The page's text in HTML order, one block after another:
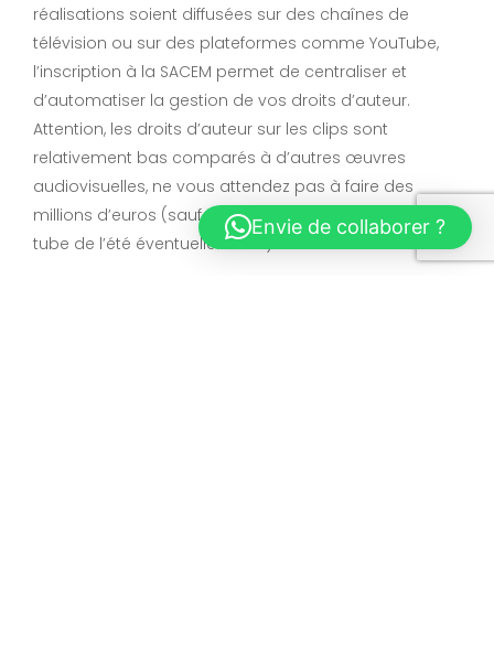
réalisations soient diffusées sur des chaînes de
télévision ou sur des plateformes comme YouTube,
l’inscription à la SACEM permet de centraliser et
d’automatiser la gestion de vos droits d’auteur.
Attention, les droits d’auteur sur les clips sont
relativement bas comparés à d’autres œuvres
audiovisuelles, ne vous attendez pas à faire des
millions d’euros (sauf si vous avez réalisé le clip du
tube de l’été éventuellement !).
Envie de collaborer ?